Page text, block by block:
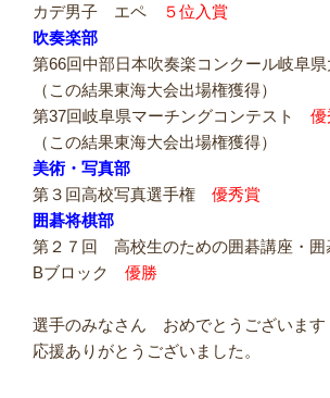
カデ男子 エペ
５位入賞
吹奏楽部
第66回中部日本吹奏楽コンクール岐阜
（この結果東海大会出場権獲得）
第37回岐阜県マーチングコンテスト 優
（この結果東海大会出場権獲得）
美術・写真部
第３回高校写真選手権 優秀賞
囲碁将棋部
第２７回 高校生のための囲碁講座・
Bブロック 優勝
選手のみなさん おめでとうございます
応援ありがとうございました。